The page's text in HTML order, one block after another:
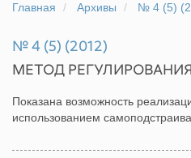
Главная Архивы № 4 (5)
№ 4 (5) (2012)
МЕТОД
Показана возможность
использованием